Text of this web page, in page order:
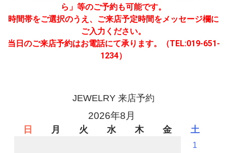
ら」等のご予約も可能です。
時間帯をご選択のうえ、ご来店予定時間をメッセージ欄に
ご入力ください。
当日のご来店予約はお電話にて承ります。（TEL:019-651-
1234）
JEWELRY 来店予約
2026年8月
日 月 火 水 木 金 土
1